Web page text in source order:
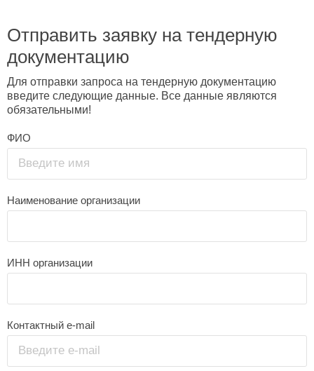
Отправить заявку на тендерную
документацию
Для отправки запроса на тендерную документацию
введите следующие данные. Все данные являются
обязательными!
ФИО
Введите имя
Наименование организации
ИНН организации
Контактный e-mail
Введите e-mail